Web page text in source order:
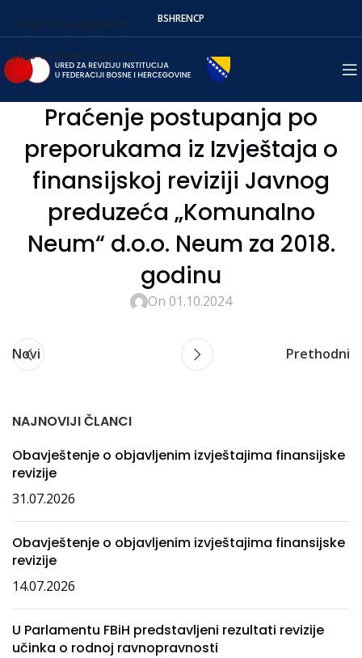
Skip to navigation
Skip to main content
BSHRENСР
Praćenje postupanja po
preporukama iz Izvještaja o
finansijskoj reviziji Javnog
preduzeća „Komunalno
Neum“ d.o.o. Neum za 2018.
godinu
On 01.10.2024
Novi Prethodni
NAJNOVIJI ČLANCI
Obavještenje o objavljenim izvještajima finansijske
revizije
31.07.2026
Obavještenje o objavljenim izvještajima finansijske
revizije
14.07.2026
U Parlamentu FBiH predstavljeni rezultati revizije
učinka o rodnoj ravnopravnosti